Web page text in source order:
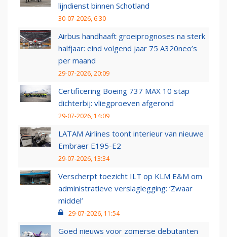
lijndienst binnen Schotland
30-07-2026, 6:30
Airbus handhaaft groeiprognoses na sterk
halfjaar: eind volgend jaar 75 A320neo’s
per maand
29-07-2026, 20:09
Certificering Boeing 737 MAX 10 stap
dichterbij: vliegproeven afgerond
29-07-2026, 14:09
LATAM Airlines toont interieur van nieuwe
Embraer E195-E2
29-07-2026, 13:34
Verscherpt toezicht ILT op KLM E&M om
administratieve verslaglegging: ‘Zwaar
middel’
29-07-2026, 11:54
Goed nieuws voor zomerse debutanten